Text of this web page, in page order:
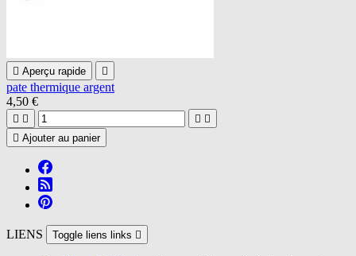
 Aperçu rapide 
pate thermique argent
4,50 €
   
 Ajouter au panier
LIENS Toggle liens links 